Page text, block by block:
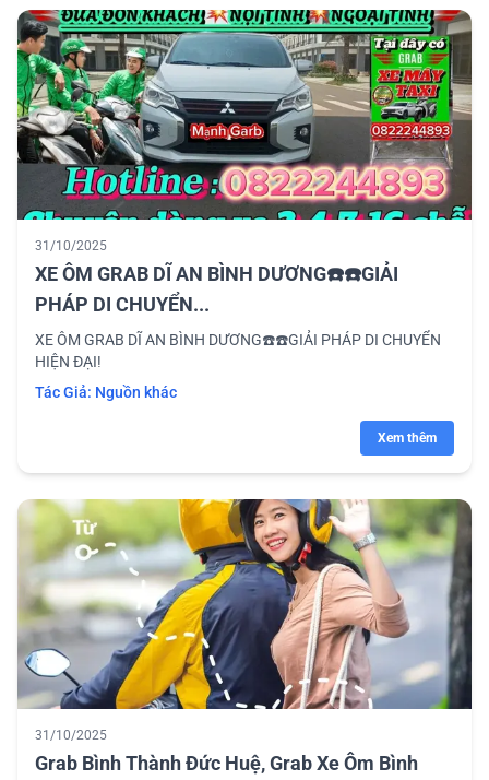
31/10/2025
XE ÔM GRAB DĨ AN BÌNH DƯƠNG☎️☎️GIẢI
PHÁP DI CHUYỂN...
XE ÔM GRAB DĨ AN BÌNH DƯƠNG☎️☎️GIẢI PHÁP DI CHUYỂN
HIỆN ĐẠI!
Tác Giả: Nguồn khác
Xem thêm
31/10/2025
Grab Bình Thành Đức Huệ, Grab Xe Ôm Bình